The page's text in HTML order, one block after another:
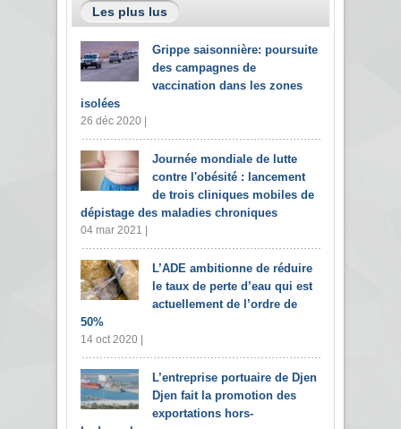
Les plus lus
Grippe saisonnière: poursuite
des campagnes de
vaccination dans les zones
isolées
26 déc 2020 |
Journée mondiale de lutte
contre l'obésité : lancement
de trois cliniques mobiles de
dépistage des maladies chroniques
04 mar 2021 |
L’ADE ambitionne de réduire
le taux de perte d’eau qui est
actuellement de l’ordre de
50%
14 oct 2020 |
L’entreprise portuaire de Djen
Djen fait la promotion des
exportations hors-